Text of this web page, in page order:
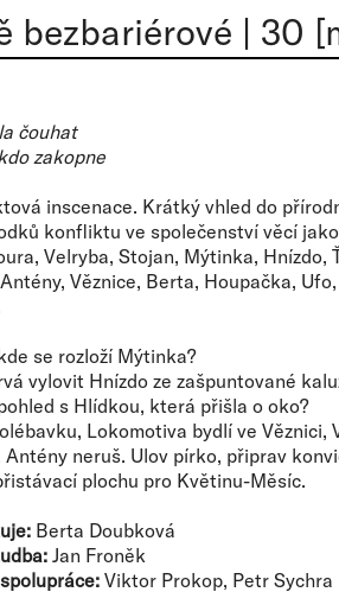
bezbariérové | 30
čouhat
zakopne
inscenace. Krátký vhled do
konfliktu ve společenství věcí
Velryba, Stojan, Mýtinka, Hnízdo,
Věznice, Berta, Houpačka,
se rozloží Mýtinka?
vylovit Hnízdo ze zašpuntované
s Hlídkou, která přišla o oko?
Lokomotiva bydlí ve Věznici,
Antény neruš. Ulov pírko, připrav
plochu pro Květinu-Měsíc.
Berta Doubková
Jan Froněk
Viktor Prokop, Petr Sychra